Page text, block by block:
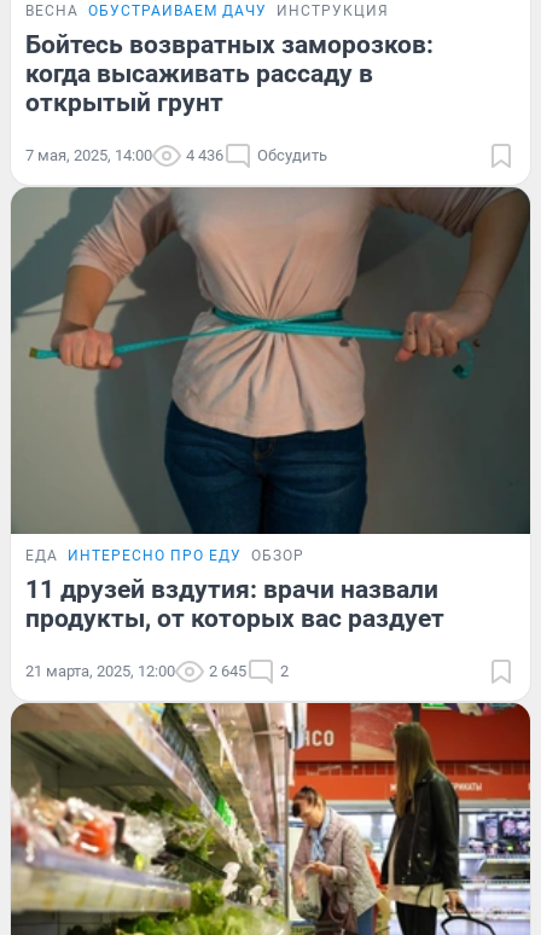
ВЕСНА ОБУСТРАИВАЕМ ДАЧУ ИНСТРУКЦИЯ
Бойтесь возвратных заморозков:
когда высаживать рассаду в
открытый грунт
7 мая, 2025, 14:00 4 436 Обсудить
ЕДА ИНТЕРЕСНО ПРО ЕДУ ОБЗОР
11 друзей вздутия: врачи назвали
продукты, от которых вас раздует
21 марта, 2025, 12:00 2 645 2